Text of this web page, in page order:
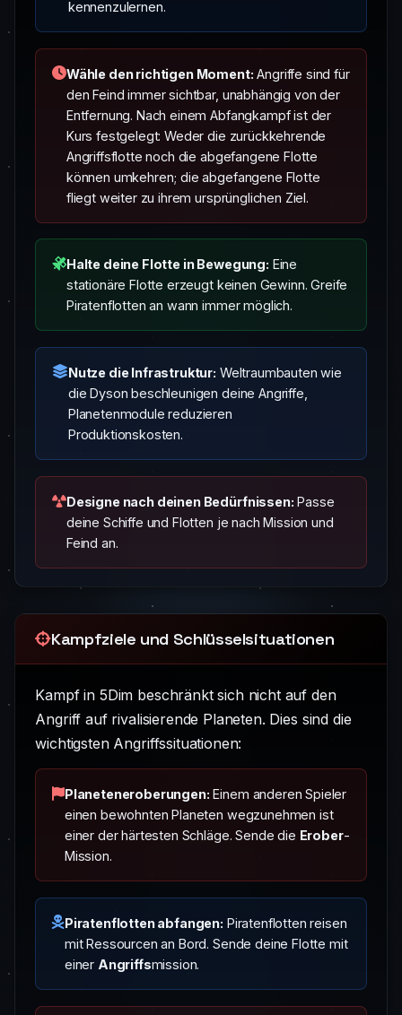
kennenzulernen.
Wähle den richtigen Moment: Angriffe sind für
den Feind immer sichtbar, unabhängig von der
Entfernung. Nach einem Abfangkampf ist der
Kurs festgelegt: Weder die zurückkehrende
Angriffsflotte noch die abgefangene Flotte
können umkehren; die abgefangene Flotte
fliegt weiter zu ihrem ursprünglichen Ziel.
Halte deine Flotte in Bewegung: Eine
stationäre Flotte erzeugt keinen Gewinn. Greife
Piratenflotten an wann immer möglich.
Nutze die Infrastruktur: Weltraumbauten wie
die Dyson beschleunigen deine Angriffe,
Planetenmodule reduzieren
Produktionskosten.
Designe nach deinen Bedürfnissen: Passe
deine Schiffe und Flotten je nach Mission und
Feind an.
Kampfziele und Schlüsselsituationen
Kampf in 5Dim beschränkt sich nicht auf den
Angriff auf rivalisierende Planeten. Dies sind die
wichtigsten Angriffssituationen:
Planeteneroberungen: Einem anderen Spieler
einen bewohnten Planeten wegzunehmen ist
einer der härtesten Schläge. Sende die Erober-
Mission.
Piratenflotten abfangen: Piratenflotten reisen
mit Ressourcen an Bord. Sende deine Flotte mit
einer Angriffsmission.